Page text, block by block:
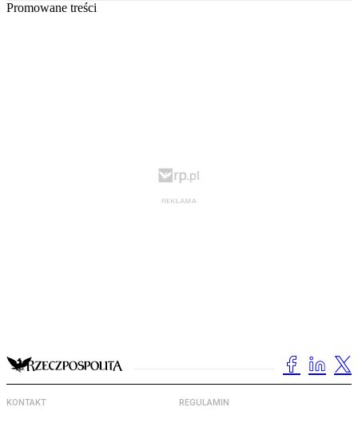
Promowane treści
KONTAKT REGULAMIN